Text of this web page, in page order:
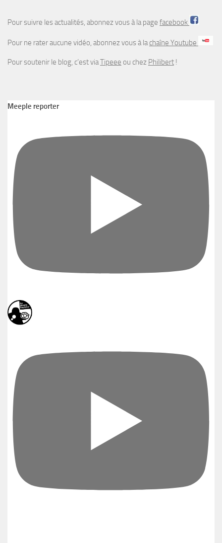
Pour suivre les actualités, abonnez vous à la page facebook
Pour ne rater aucune vidéo, abonnez vous à lachaîne Youtube
Pour soutenir le blog, c’est viaTipeee ou chez Philibert !
Meeple reporter